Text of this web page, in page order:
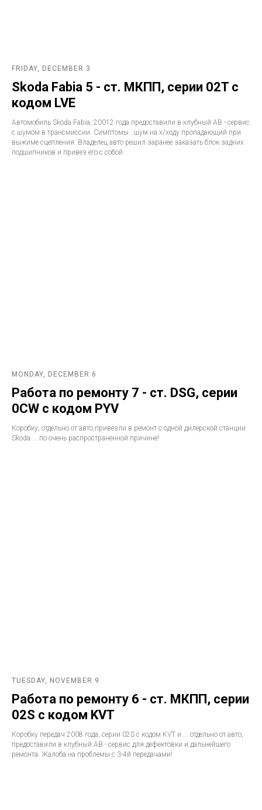
FRIDAY, DECEMBER 3
Skoda Fabia 5 - ст. МКПП, серии 02T с
кодом LVE
Автомобиль Skoda Fabia, 20012 года предоставили в клубный АВ - сервис
с шумом в трансмиссии. Симптомы : шум на х/ходу пропадающий при
выжиме сцепления. Владелец авто решил заранее заказать блок задних
подшипников и привез его с собой.
MONDAY, DECEMBER 6
Работа по ремонту 7 - ст. DSG, серии
0CW с кодом PYV
Коробку, отдельно от авто,привезли в ремонт с одной дилерской станции
Skoda ... по очень распространенной причине!
TUESDAY, NOVEMBER 9
Работа по ремонту 6 - ст. МКПП, серии
02S с кодом KVT
Коробку передач 2008 года, серии 02S с кодом KVT и ... отдельно от авто,
предоставили в клубный АВ - сервис для дефектовки и дальнейшего
ремонта. Жалоба на проблемы с 3-4й передачами!